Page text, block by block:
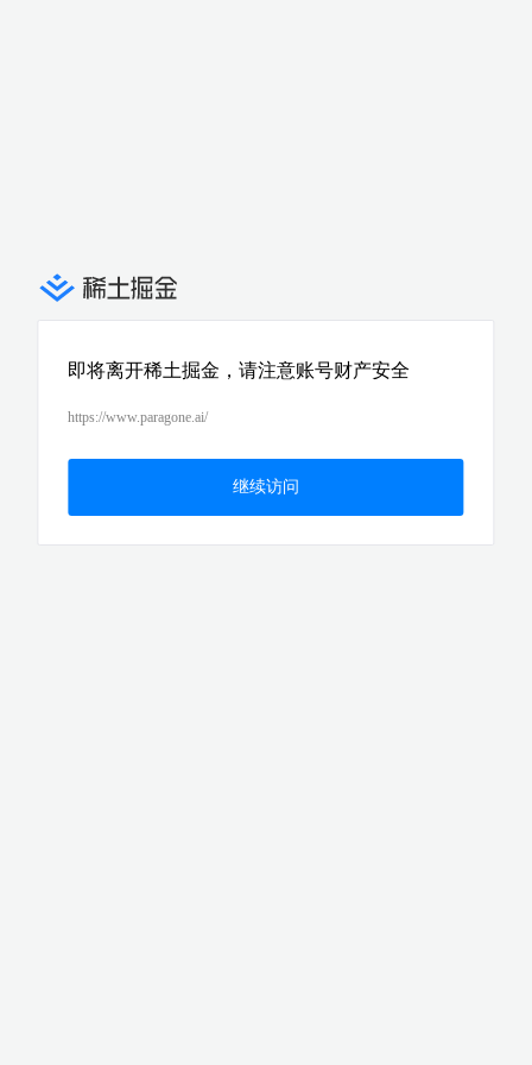
即将离开稀土掘金，请注意账号财产安全
https://www.paragone.ai/
继续访问